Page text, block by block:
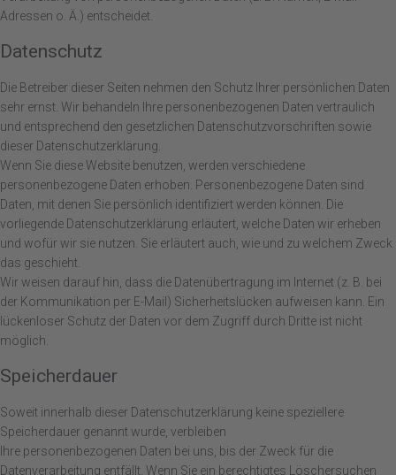
Adressen o. Ä.) entscheidet.
Datenschutz
Die Betreiber dieser Seiten nehmen den Schutz Ihrer persönlichen Daten
sehr ernst. Wir behandeln Ihre personenbezogenen Daten vertraulich
und entsprechend den gesetzlichen Datenschutzvorschriften sowie
dieser Datenschutzerklärung.
Wenn Sie diese Website benutzen, werden verschiedene
personenbezogene Daten erhoben. Personenbezogene Daten sind
Daten, mit denen Sie persönlich identifiziert werden können. Die
vorliegende Datenschutzerklärung erläutert, welche Daten wir erheben
und wofür wir sie nutzen. Sie erläutert auch, wie und zu welchem Zweck
das geschieht.
Wir weisen darauf hin, dass die Datenübertragung im Internet (z. B. bei
der Kommunikation per E-Mail) Sicherheitslücken aufweisen kann. Ein
lückenloser Schutz der Daten vor dem Zugriff durch Dritte ist nicht
möglich.
Speicherdauer
Soweit innerhalb dieser Datenschutzerklärung keine speziellere
Speicherdauer genannt wurde, verbleiben
Ihre personenbezogenen Daten bei uns, bis der Zweck für die
Datenverarbeitung entfällt. Wenn Sie ein berechtigtes Löschersuchen